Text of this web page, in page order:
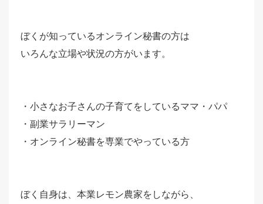
ぼくが知っているオンライン秘書の方は
いろんな立場や状況の方がいます。
・小さなお子さんの子育てをしているママ・パパ
・副業サラリーマン
・オンライン秘書を専業でやっている方
ぼく自身は、本業レモン農家をしながら、